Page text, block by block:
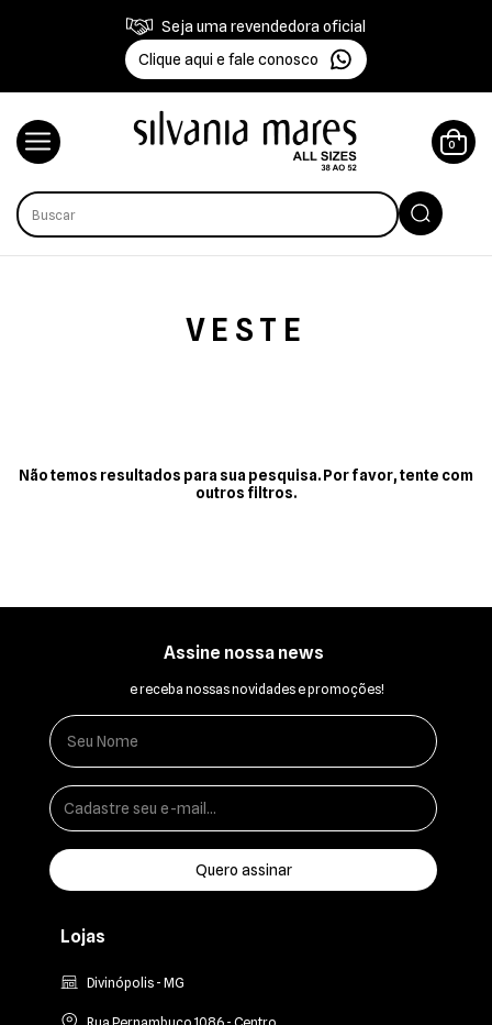
Seja uma revendedora oficial
Clique aqui e fale conosco
0
VESTE
Não temos resultados para sua pesquisa. Por favor, tente com
outros filtros.
Assine nossa news
e receba nossas novidades e promoções!
Lojas
Divinópolis - MG